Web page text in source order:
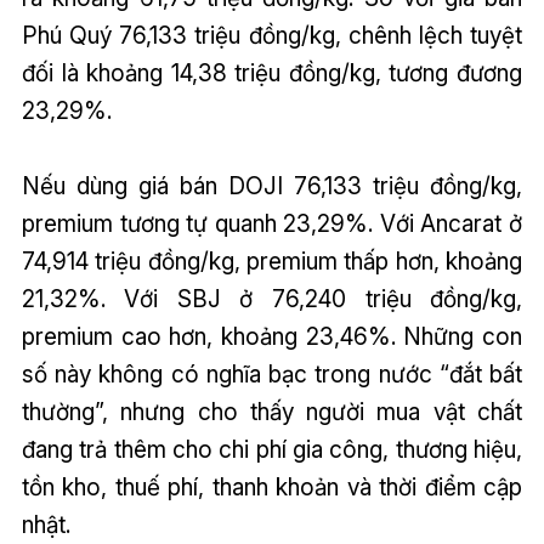
Phú Quý 76,133 triệu đồng/kg, chênh lệch tuyệt
đối là khoảng 14,38 triệu đồng/kg, tương đương
23,29%.
Nếu dùng giá bán DOJI 76,133 triệu đồng/kg,
premium tương tự quanh 23,29%. Với Ancarat ở
74,914 triệu đồng/kg, premium thấp hơn, khoảng
21,32%. Với SBJ ở 76,240 triệu đồng/kg,
premium cao hơn, khoảng 23,46%. Những con
số này không có nghĩa bạc trong nước “đắt bất
thường”, nhưng cho thấy người mua vật chất
đang trả thêm cho chi phí gia công, thương hiệu,
tồn kho, thuế phí, thanh khoản và thời điểm cập
nhật.